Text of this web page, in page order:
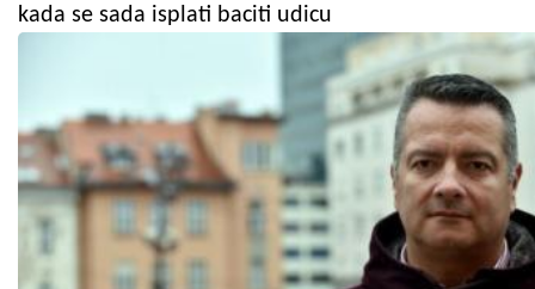
kada se sada isplati baciti udicu